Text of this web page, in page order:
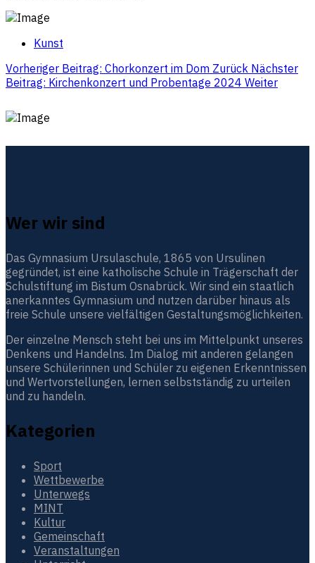
Kunst
Vorheriger Beitrag: Chorkonzert im Dom Zurück Nächster
Beitrag: Kirchenkonzert und Probentage 2024 Weiter
Wer wir sind
Das Gymnasium Ursulaschule, 1865 von Ursulinen
gegründet, ist eine katholische Schule in Trägerschaft der
Schulstiftung im Bistum Osnabrück. Wir sind ein staatlich
anerkanntes Gymnasium und nutzen darüber hinaus als
freie Schule unsere vielfältigen Gestaltungsmöglichkeiten.
Der einzelne Mensch steht bei uns im Mittelpunkt unseres
Denkens und Handelns. Im Dialog mit anderen gelangen
unsere Schülerinnen und Schüler zu eigenen Erkenntnissen
und Wertvorstellungen, lernen selbstständig zu urteilen
und zu handeln.
Kategorien
Sport
Wettbewerbe
Unterwegs
MINT
Kultur
Gemeinschaft
Veranstaltungen